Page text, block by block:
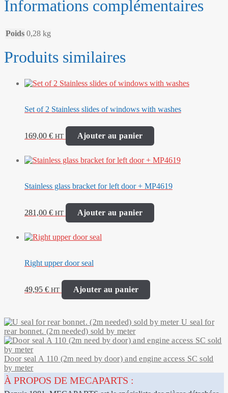
Informations complémentaires
Poids 0,28 kg
Produits similaires
Set of 2 Stainless slides of windows with washes
169,00 € HT Ajouter au panier
Stainless glass bracket for left door + MP4619
281,00 € HT Ajouter au panier
Right upper door seal
49,95 € HT Ajouter au panier
U seal for
rear bonnet. (2m needed) sold by meter
Door seal A 110 (2m need by door) and engine access SC sold
by meter
À PROPOS DE MECAPARTS :